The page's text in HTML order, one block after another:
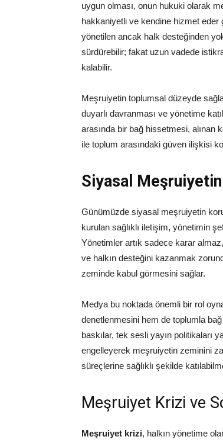
uygun olması, onun hukuki olarak
hakkaniyetli ve kendine hizmet
yönetilen ancak halk desteğinden
sürdürebilir; fakat uzun vadede
kalabilir.
Meşruiyetin toplumsal düzeyde
duyarlı davranması ve yönetime
arasında bir bağ hissetmesi, alınan
ile toplum arasındaki güven ilişkisi
Siyasal
Günümüzde siyasal meşruiyetin
kurulan sağlıklı iletişim, yönetimin
Yönetimler artık sadece karar
ve halkın desteğini kazanmak
zeminde kabul görmesini sağlar.
Medya bu noktada önemli bir rol
denetlenmesini hem de toplumla
baskılar, tek sesli yayın politikaları
engelleyerek meşruiyetin zeminini
süreçlerine sağlıklı şekilde
Meşruiyet Krizi ve
Meşruiyet krizi, halkın yönetime